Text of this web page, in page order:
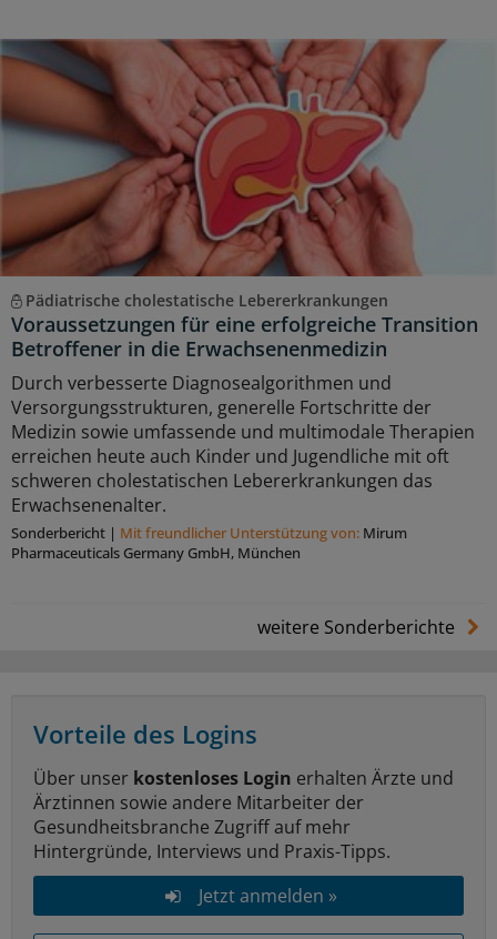
Pädiatrische cholestatische Lebererkrankungen
Voraussetzungen für eine erfolgreiche Transition
Betroffener in die Erwachsenenmedizin
Durch verbesserte Diagnosealgorithmen und
Versorgungsstrukturen, generelle Fortschritte der
Medizin sowie umfassende und multimodale Therapien
erreichen heute auch Kinder und Jugendliche mit oft
schweren cholestatischen Lebererkrankungen das
Erwachsenenalter.
Sonderbericht | Mit freundlicher Unterstützung von: Mirum
Pharmaceuticals Germany GmbH, München
weitere Sonderberichte
Vorteile des Logins
Über unser kostenloses Login erhalten Ärzte und
Ärztinnen sowie andere Mitarbeiter der
Gesundheitsbranche Zugriff auf mehr
Hintergründe, Interviews und Praxis-Tipps.
Jetzt anmelden »